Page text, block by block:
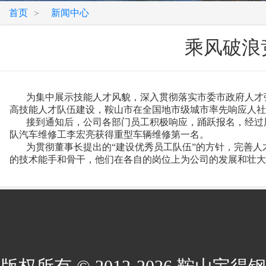
首页 > 新闻中心
乘风破
为集中展示技能人才风貌，深入贯彻落实市委市政府人才
高技能人才队伍建设，鞍山市在全国地市级城市率先响应人
接到通知后，公司各部门员工积极响应，踊跃报名，经过
队汽车维修工李宏亮获得重型车辆维修第一名。
为贯彻董事长提出的“建设优秀员工队伍”的方针，完善人
的技术能手和骨干，他们在各自的岗位上为公司的发展和壮